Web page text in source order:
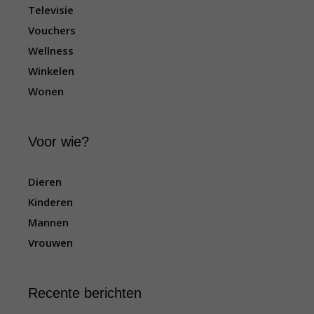
Televisie
Vouchers
Wellness
Winkelen
Wonen
Voor wie?
Dieren
Kinderen
Mannen
Vrouwen
Recente berichten